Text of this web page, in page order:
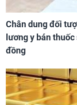
Chân dung đối
lương y bán
đồng